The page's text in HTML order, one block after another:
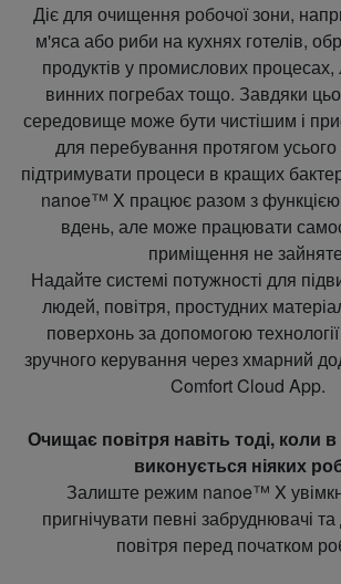
Діє для очищення робочої зони,
м'яса або риби на кухнях готелів,
продуктів у промислових процесах,
винних погребах тощо. Завдяки
середовище може бути чистішим і
для перебування протягом
підтримувати процеси в кращих
nanoe™ X працює разом з
вдень, але може працювати
приміщення не
Надайте системі потужності для
людей, повітря, простудних
поверхонь за допомогою
зручного керування через хмарний
Comfort Cloud App.
Очищає повітря навіть тоді, коли
виконується ніяких
Залиште режим nanoe™ X
пригнічувати певні забруднювачі
повітря перед початком